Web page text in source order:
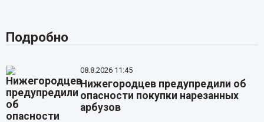
Подробно
08.8.2026 11:45
Нижегородцев предупредили об
опасности покупки нарезанных
арбузов